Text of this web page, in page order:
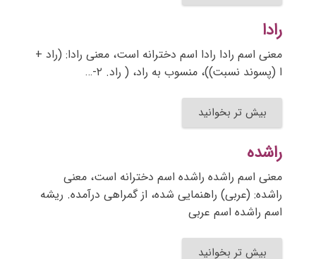
رادا
معنی اسم رادا رادا اسم دخترانه است، معنی رادا: (راد +
ا (پسوند نسبت))، منسوب به راد، ( راد. ۲-…
بیش تر بخوانید
راشده
معنی اسم راشده راشده اسم دخترانه است، معنی
راشده: (عربی) راهنمایی شده، از گمراهی درآمده. ریشه
اسم راشده اسم عربی
بیش تر بخوانید